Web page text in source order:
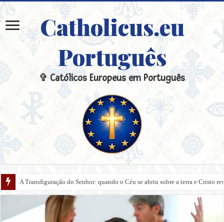
Catholicus.eu
Português
✞ Católicos Europeus em Português
A Transfiguração do Senhor: quando o Céu se abriu sobre a terra e Cristo